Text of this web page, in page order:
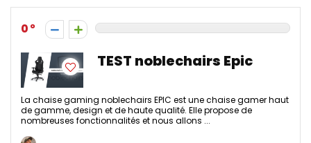
0
TEST noblechairs Epic
La chaise gaming noblechairs EPIC est une chaise gamer haut
de gamme, design et de haute qualité. Elle propose de
nombreuses fonctionnalités et nous allons ...